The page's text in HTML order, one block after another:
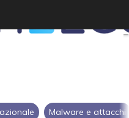
Malware e attacchi